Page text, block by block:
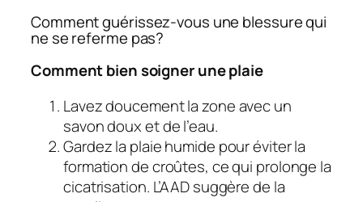
Comment guérissez-vous une blessure qui
ne se referme pas?
Comment bien soigner une plaie
Lavez doucement la zone avec un
savon doux et de l’eau.
Gardez la plaie humide pour éviter la
formation de croûtes, ce qui prolonge la
cicatrisation. L’AAD suggère de la